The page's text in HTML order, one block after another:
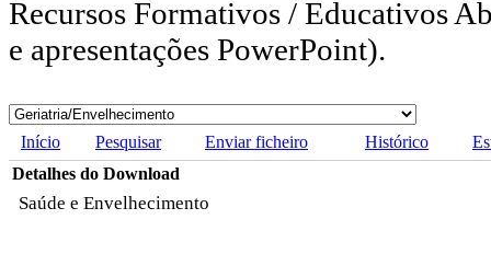
Recursos Formativos / Educativos
e apresentações PowerPoint).
Início Pesquisar Enviar ficheiro Histórico
Detalhes do Download
Saúde e Envelhecimento